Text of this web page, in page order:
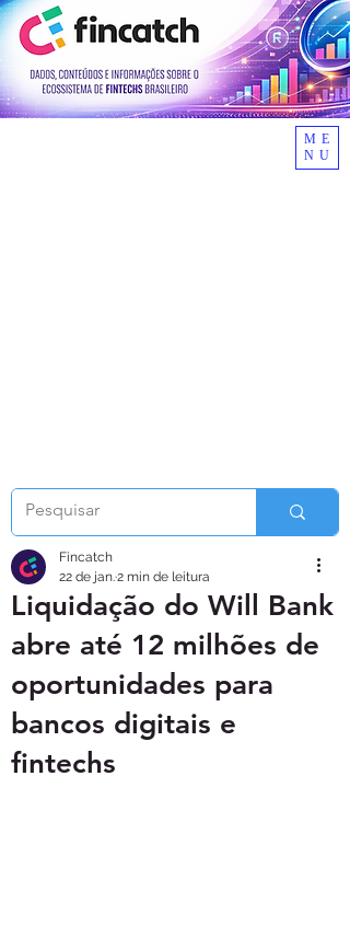
ME
NU
Liquidação do Will Bank
abre até 12 milhões de
oportunidades para
bancos digitais e
fintechs
Fincatch
22 de jan.2 min de leitura